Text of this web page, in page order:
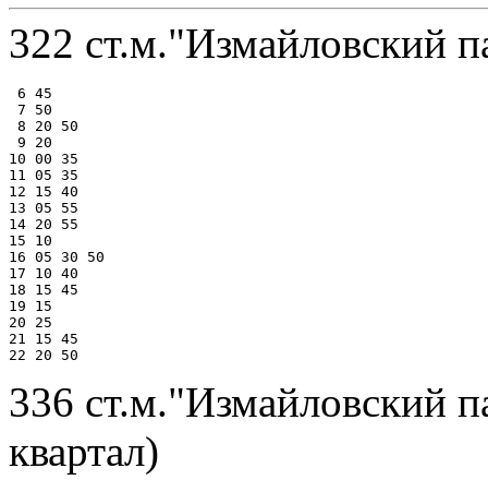
322 ст.м."Измайловский
6 45
7 50
8 20 50
9 20
10 00 35
11 05 35
12 15 40
13 05 55
14 20 55
15 10
16 05 30 50
17 10 40
18 15 45
19 15
20 25
21 15 45
336 ст.м."Измайловский
квартал)